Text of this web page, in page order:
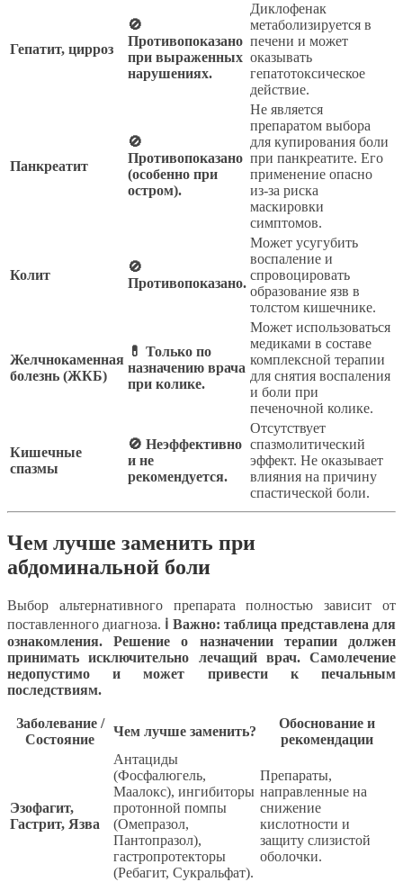
Гепатит, цирроз
🚫
Противопоказано
при выраженных
нарушениях.
Диклофенак
метаболизируется в
печени и может
оказывать
гепатотоксическое
действие.
Панкреатит
🚫
Противопоказано
(особенно при
остром).
Не является
препаратом выбора
для купирования боли
при панкреатите. Его
применение опасно
из-за риска
маскировки
симптомов.
Колит
🚫
Противопоказано.
Может усугубить
воспаление и
спровоцировать
образование язв в
толстом кишечнике.
Желчнокаменная
болезнь (ЖКБ)
💊 Только по
назначению врача
при колике.
Может использоваться
медиками в составе
комплексной терапии
для снятия воспаления
и боли при
печеночной колике.
Кишечные
спазмы
🚫 Неэффективно
и не
рекомендуется.
Отсутствует
спазмолитический
эффект. Не оказывает
влияния на причину
спастической боли.
Чем лучше заменить при
абдоминальной боли
Выбор альтернативного препарата полностью зависит от
поставленного диагноза. ℹ Важно: таблица представлена для
ознакомления. Решение о назначении терапии должен
принимать исключительно лечащий врач. Самолечение
недопустимо и может привести к печальным
последствиям.
Заболевание /
Состояние
Чем лучше заменить?
Обоснование и
рекомендации
Эзофагит,
Гастрит, Язва
Антациды
(Фосфалюгель,
Маалокс), ингибиторы
протонной помпы
(Омепразол,
Пантопразол),
гастропротекторы
(Ребагит, Сукральфат).
Препараты,
направленные на
снижение
кислотности и
защиту слизистой
оболочки.